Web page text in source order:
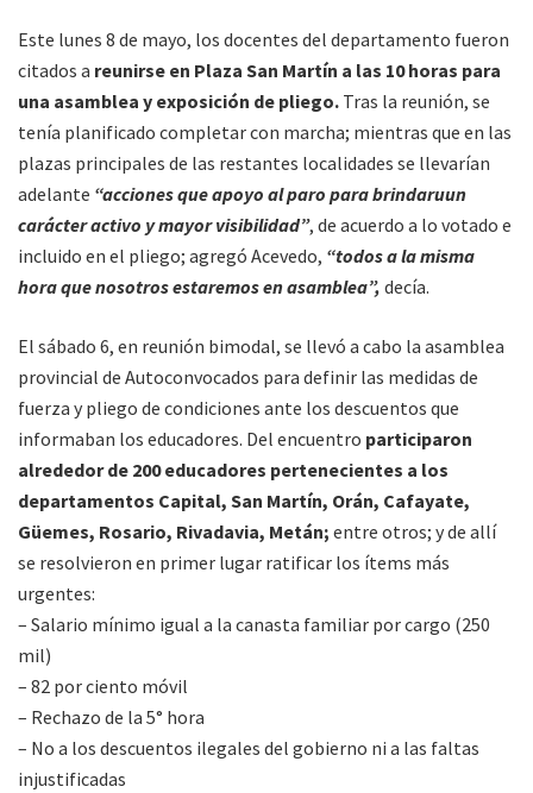
Este lunes 8 de mayo, los docentes del departamento fueron
citados a reunirse en Plaza San Martín a las 10 horas para
una asamblea y exposición de pliego. Tras la reunión, se
tenía planificado completar con marcha; mientras que en las
plazas principales de las restantes localidades se llevarían
adelante “acciones que apoyo al paro para brindaruun
carácter activo y mayor visibilidad”, de acuerdo a lo votado e
incluido en el pliego; agregó Acevedo, “todos a la misma
hora que nosotros estaremos en asamblea”, decía.
El sábado 6, en reunión bimodal, se llevó a cabo la asamblea
provincial de Autoconvocados para definir las medidas de
fuerza y pliego de condiciones ante los descuentos que
informaban los educadores. Del encuentro participaron
alrededor de 200 educadores pertenecientes a los
departamentos Capital, San Martín, Orán, Cafayate,
Güemes, Rosario, Rivadavia, Metán; entre otros; y de allí
se resolvieron en primer lugar ratificar los ítems más
urgentes:
– Salario mínimo igual a la canasta familiar por cargo (250
mil)
– 82 por ciento móvil
– Rechazo de la 5° hora
– No a los descuentos ilegales del gobierno ni a las faltas
injustificadas